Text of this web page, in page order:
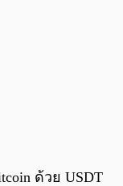
ด้วย USDT